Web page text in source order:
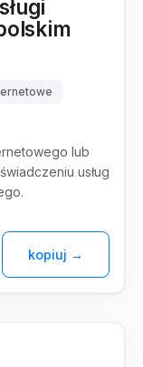
lub
usług
kopiuj →